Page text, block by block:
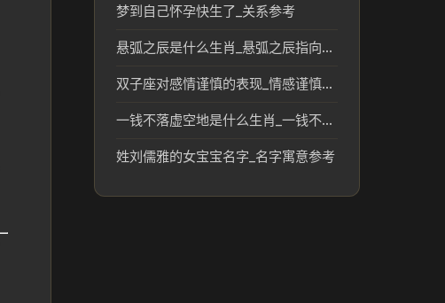
梦到自己怀孕快生了_关系参考
悬弧之辰是什么生肖_悬弧之辰指向的生肖文化解读
双子座对感情谨慎的表现_情感谨慎性格解析
一钱不落虚空地是什么生肖_一钱不落虚空地的生肖文化解析
姓刘儒雅的女宝宝名字_名字寓意参考